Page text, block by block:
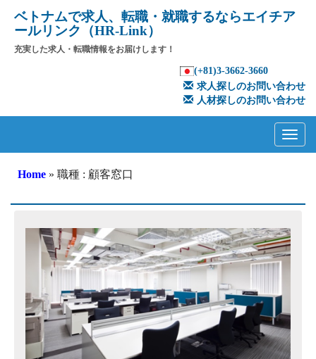
ベトナムで求人、転職・就職するならエイチア
ールリンク（HR-Link）
充実した求人・転職情報をお届けします！
(+81)3-3662-3660
求人探しのお問い合わせ
人材探しのお問い合わせ
Menu
content
Home » 職種 : 顧客窓口